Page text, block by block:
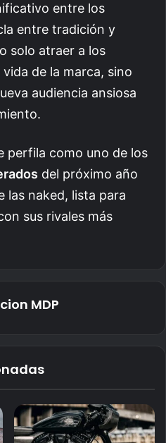
entre los
entre tradición y
solo atraer a los
de la marca, sino
audiencia ansiosa
perfila como uno de los
del próximo año
las naked, lista para
sus rivales más
MDP